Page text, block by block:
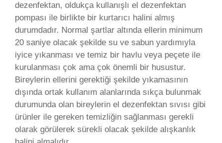
dezenfektan, oldukça kullanışlı el dezenfektan
pompası ile birlikte bir kurtarıcı halini almış
durumdadır. Normal şartlar altında ellerin minimum
20 saniye olacak şekilde su ve sabun yardımıyla
iyice yıkanması ve temiz bir havlu veya peçete ile
kurulanması çok ama çok önemli bir husustur.
Bireylerin ellerini gerektiği şekilde yıkamasının
dışında ortak kullanım alanlarında sıkça bulunmak
durumunda olan bireylerin el dezenfektan sıvısı gibi
ürünler ile gereken temizliğin sağlanması gerekli
olarak görülerek sürekli olacak şekilde alışkanlık